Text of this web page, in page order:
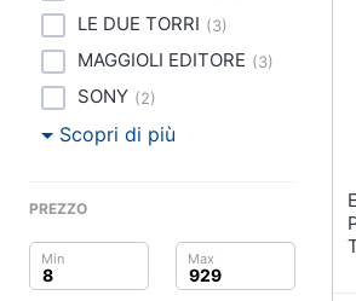
Clima
Arredo
Brico e Giardinaggio
Giocattoli
LE DUE TORRI (3)
MAGGIOLI EDITORE (3)
SONY (2)
Scopri di più
PREZZO